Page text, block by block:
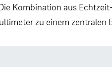
Kombination aus
zu einem